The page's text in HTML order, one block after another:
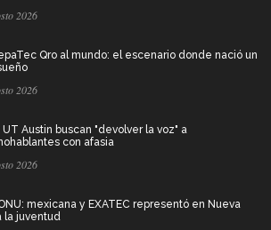
2026
Qro al mundo: el escenario donde nació un
2026
Austin buscan "devolver la voz" a
con afasia
2026
mexicana y EXATEC representó en Nueva
la juventud